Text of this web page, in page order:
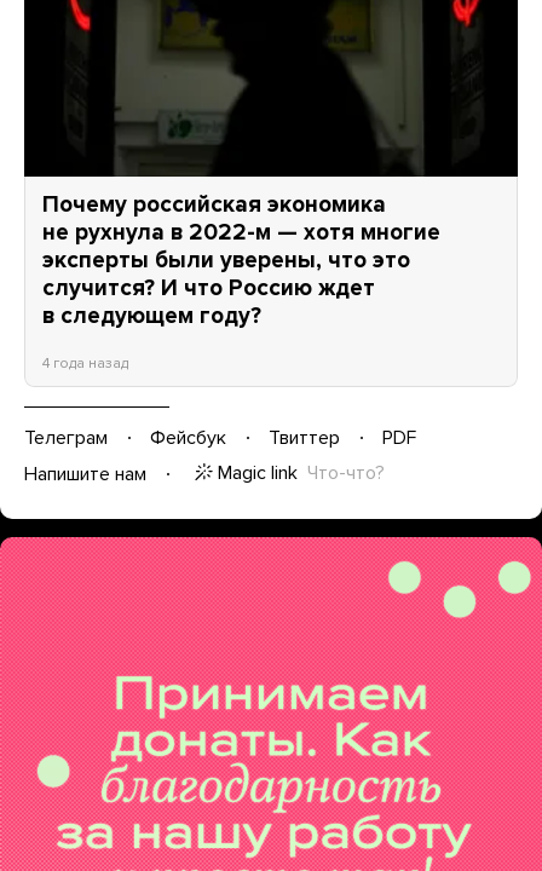
Почему российская экономика
не рухнула в 2022-м — хотя многие
эксперты были уверены, что это
случится? И что Россию ждет
в следующем году?
4 года назад
Телеграм Фейсбук Твиттер
PDF
Напишите нам
Magic link Что-что?